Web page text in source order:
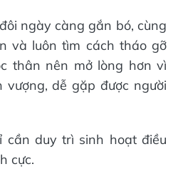
ngày càng gắn bó, cùng
và luôn tìm cách tháo gỡ
thân nên mở lòng hơn vì
dễ gặp được người
cần duy trì sinh hoạt điều
cực.